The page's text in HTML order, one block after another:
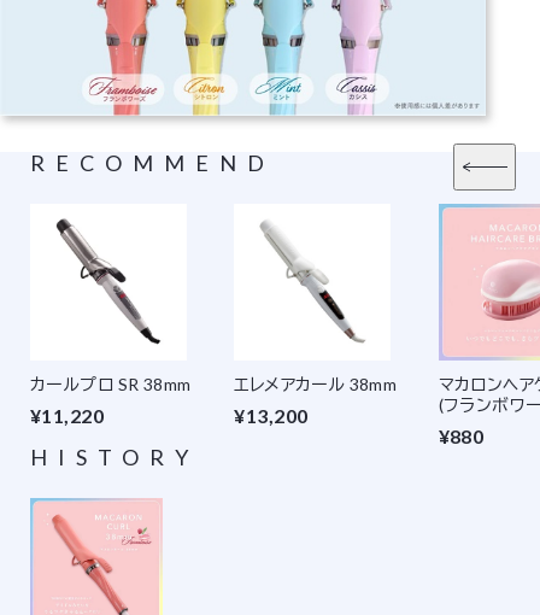
RECOMMEND
カールプロ SR 38mm
¥11,220
エレメアカール 38mm
¥13,200
マカロンヘア
(フランボワ
¥880
HISTORY